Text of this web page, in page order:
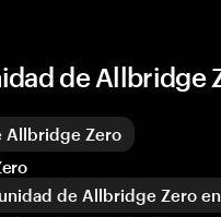
de Allbridge
Allbridge Zero
de Allbridge Zero